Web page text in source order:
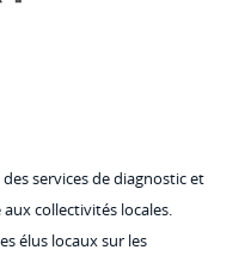
services de diagnostic et
collectivités locales.
élus locaux sur les